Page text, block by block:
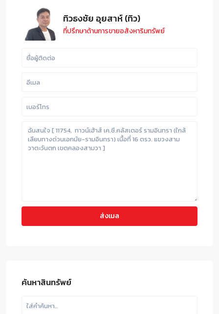
ทิวธงชัย อุยสาห์ (ทิว)
ที่ปรึกษาด้านการขายอสังหาริมทรัพย์
ค้นหาสินทรัพย์